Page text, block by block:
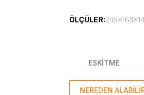
ÖLÇÜLER:
ESKİTME
NEREDEN